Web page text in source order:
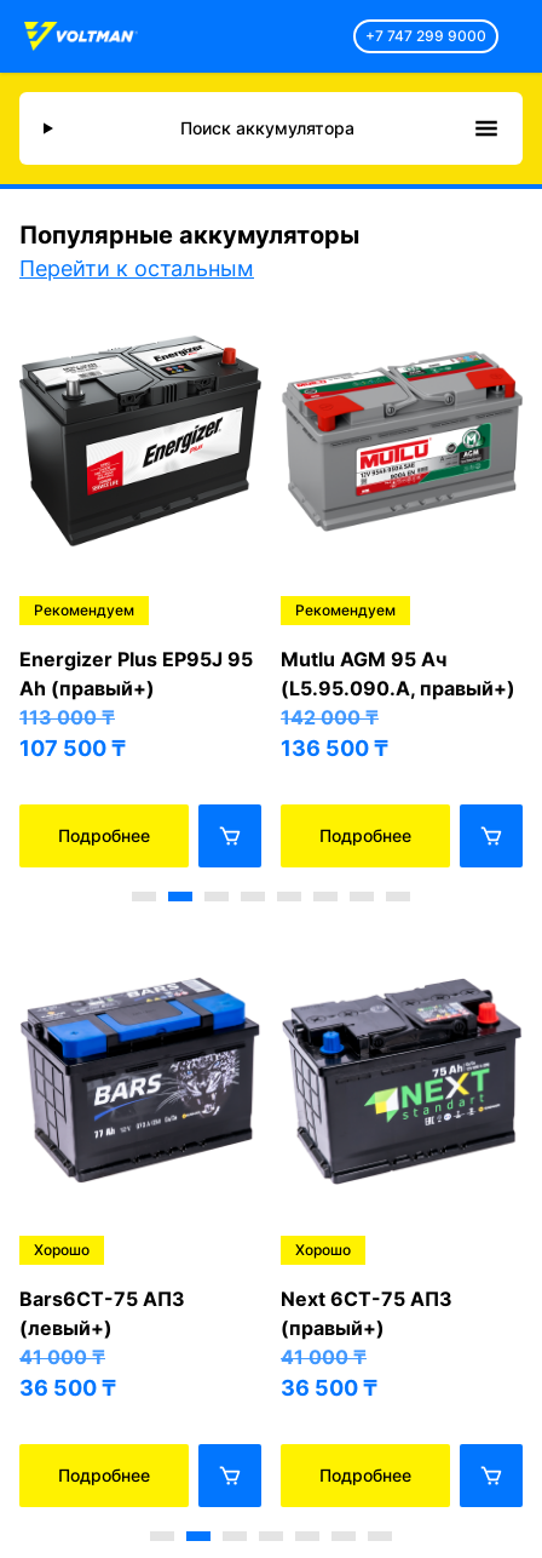
+7 747 299 9000
Поиск аккумулятора
Популярные аккумуляторы
Перейти к остальным
Рекомендуем
Energizer Plus EP95J 95
Ah (правый+)
113 000₸
107 500₸
Подробнее
Рекомендуем
Mutlu AGM 95 Ач
(L5.95.090.A, правый+)
142 000₸
136 500₸
Подробнее
Хорошо
Bars6СТ-75 АПЗ
(левый+)
41 000₸
36 500₸
Подробнее
Хорошо
Next 6СТ-75 АПЗ
(правый+)
41 000₸
36 500₸
Подробнее